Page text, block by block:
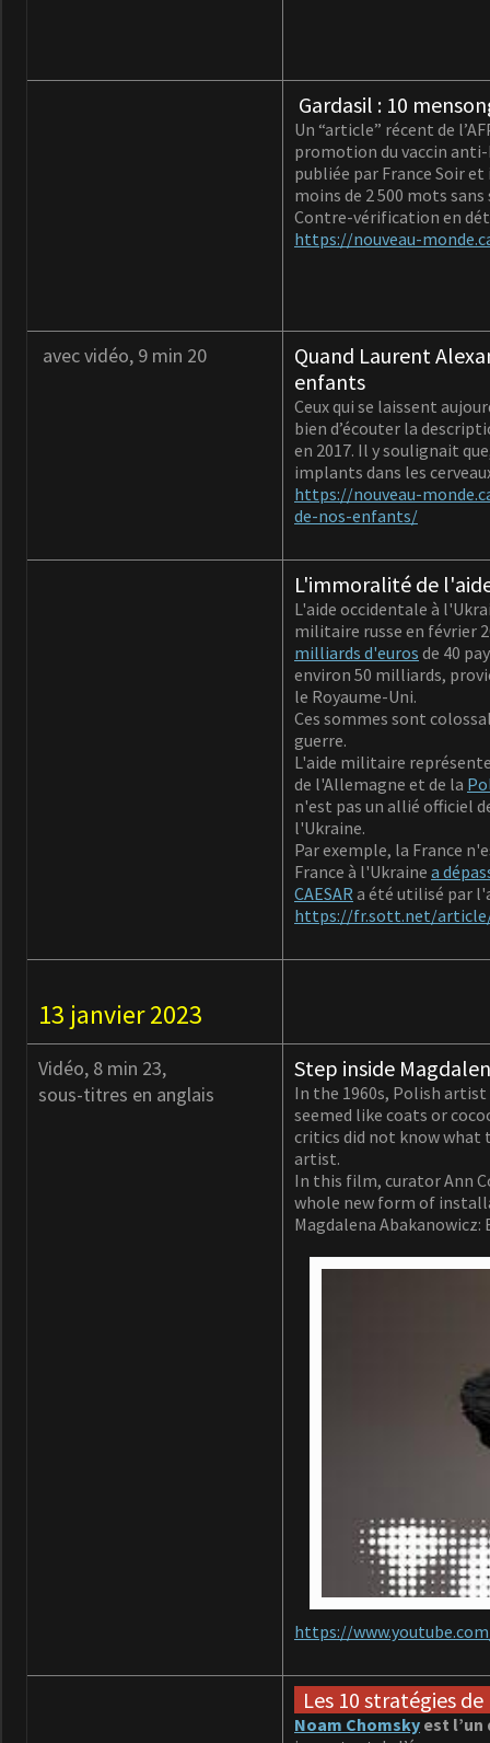
Gardasil : 10
Un “article” récent de
promotion du vaccin
publiée par France Soir
moins de 2 500 mots
Contre-vérification en
https://nouveau-
avec vidéo, 9 min 20
Quand Laurent
enfants
Ceux qui se laissent
bien d’écouter la
en 2017. Il y soulignait
implants dans les
https://nouveau-
de-nos-enfants/
L'immoralité de
L'aide occidentale à
militaire russe en février
milliards d'euros de 40
environ 50 milliards,
le Royaume-Uni.
Ces sommes sont
guerre.
L'aide militaire
de l'Allemagne et de la
n'est pas un allié officiel
l'Ukraine.
Par exemple, la France
France à l'Ukraine a
CAESAR a été utilisé par
https://fr.sott.net/
13 janvier 2023
Vidéo, 8 min 23,
sous-titres en anglais
Step inside
In the 1960s, Polish
seemed like coats or
critics did not know what
artist.
In this film, curator Ann
whole new form of
Magdalena Abakanowicz:
https://
Les 10 stratégies
Noam Chomsky est